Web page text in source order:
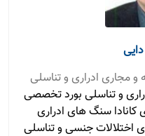
مجاری ادراری و تناسلی
و تناسلی بورد تخصصی
کانادا سنگ های ادراری
اختلالات جنسی و تناسلی